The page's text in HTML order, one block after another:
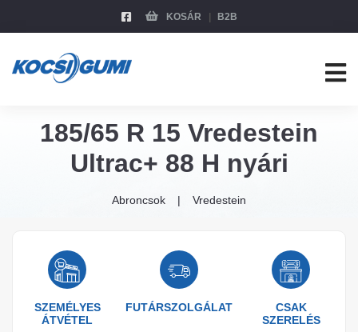
KOSÁR B2B
185/65 R 15 Vredestein
Ultrac+ 88 H nyári
Abroncsok Vredestein
SZEMÉLYES
ÁTVÉTEL
FUTÁRSZOLGÁLAT
CSAK
SZERELÉS